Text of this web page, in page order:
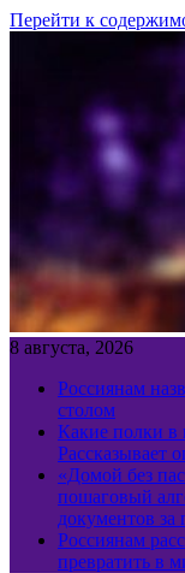
Перейти к
8 августа, 2026
Россиянам
столом
Какие полки в
Рассказывает
«Домой без
пошаговый
документов за
Россиянам
превратить в